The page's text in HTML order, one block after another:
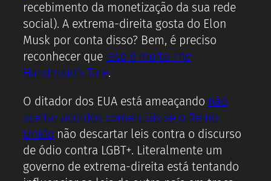
recebimento da monetização da sua rede
social). A extrema-direita gosta do Elon
Musk por conta disso? Bem, é preciso
reconhecer que isso é muito The
Handmaid’s Tale.
O ditador dos EUA está ameaçando não
aceitar acordos comerciais se o Reino
Unido não descartar leis contra o discurso
de ódio contra LGBT+. Literalmente um
governo de extrema-direita está tentando